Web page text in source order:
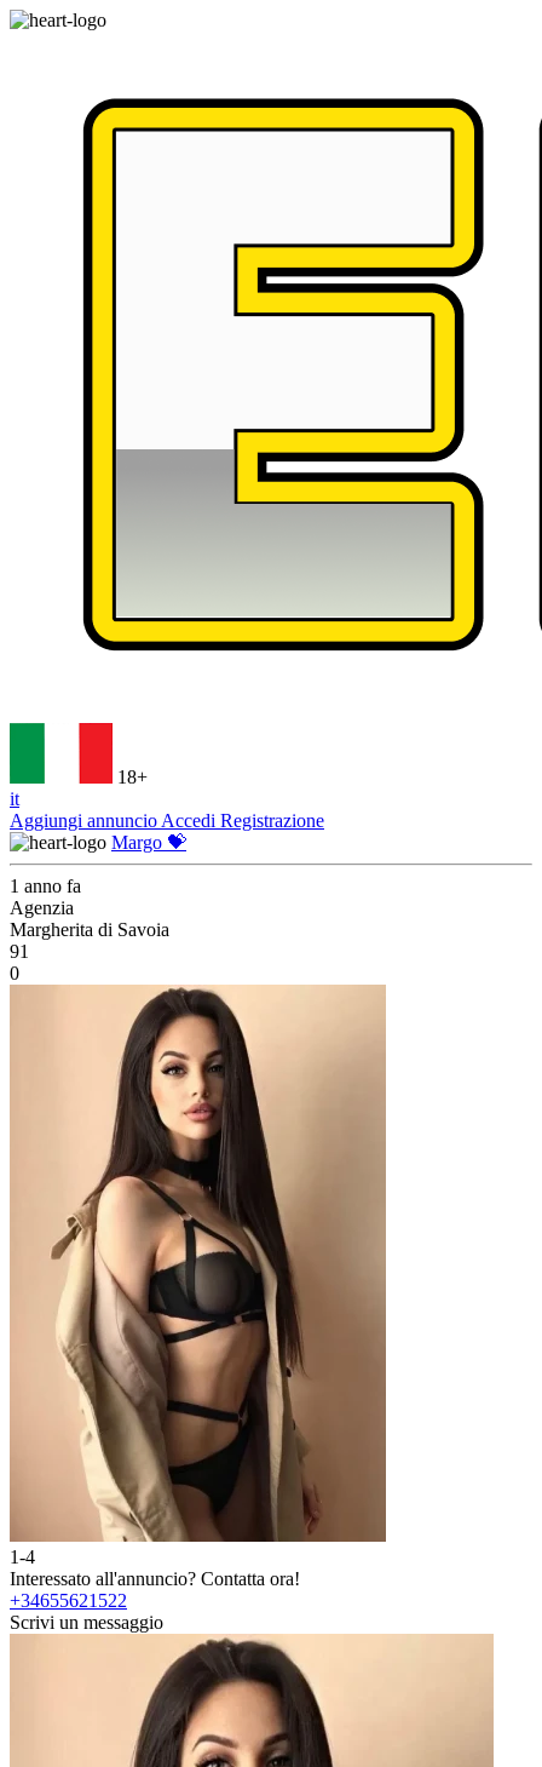
18+
it
Aggiungi annuncio Accedi Registrazione
Margo 💝
1 anno fa
Agenzia
Margherita di Savoia
91
0
1-4
Interessato all'annuncio? Contatta ora!
+34655621522
Scrivi un messaggio